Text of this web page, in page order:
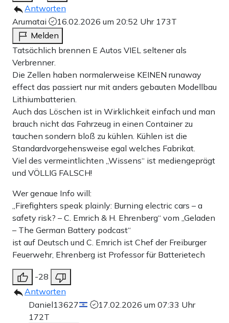
Antworten
Arumatai
16.02.2026 um 20:52 Uhr 173T
Melden
Tatsächlich brennen E Autos VIEL seltener als
Verbrenner.
Die Zellen haben normalerweise KEINEN runaway
effect das passiert nur mit anders gebauten Modellbau
Lithiumbatterien.
Auch das Löschen ist in Wirklichkeit einfach und man
brauch nicht das Fahrzeug in einen Container zu
tauchen sondern bloß zu kühlen. Kühlen ist die
Standardvorgehensweise egal welches Fabrikat.
Viel des vermeintlichten „Wissens“ ist mediengeprägt
und VÖLLIG FALSCH!
Wer genaue Info will:
„Firefighters speak plainly: Burning electric cars – a
safety risk? – C. Emrich & H. Ehrenberg“ vom „Geladen
– The German Battery podcast“
ist auf Deutsch und C. Emrich ist Chef der Freiburger
Feuerwehr, Ehrenberg ist Professor für Batterietech
-28
Antworten
Daniel13627
17.02.2026 um 07:33 Uhr
172T